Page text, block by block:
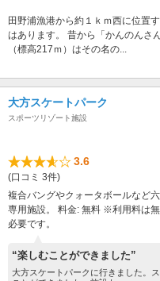
田野浦漁港から約１ｋｍ西に位置
はあります。 昔から「かんのんさ
（標高217ｍ）はその名の...
大方スケートパーク
スポーツリゾート施設
3.6
(口コミ 3件)
複合バングやクォータボールなど
専用施設。 料金: 無料 ※利用料は
必要です。
“楽しむことができました”
大方スケートパークに行きました。